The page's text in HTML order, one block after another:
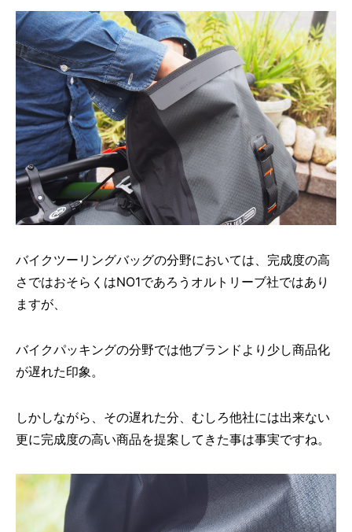
バイクツーリングバッグの分野においては、完成度の高
さではおそらくはNO1であろうオルトリーブ社ではあり
ますが、
バイクパッキングの分野では他ブランドより少し商品化
が遅れた印象。
しかしながら、その遅れた分、むしろ他社には出来ない
更に完成度の高い商品を提案してきた事は事実ですね。